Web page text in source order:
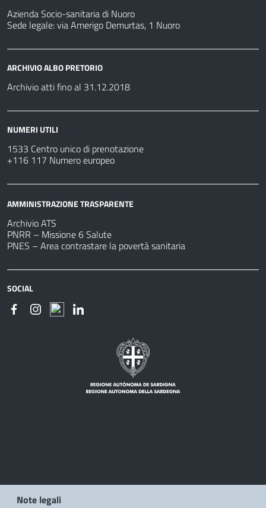
Azienda Socio-sanitaria di Nuoro
Sede legale: via Amerigo Demurtas, 1 Nuoro
ARCHIVIO ALBO PRETORIO
Archivio atti fino al 31.12.2018
NUMERI UTILI
1533 Centro unico di prenotazione
+116 117 Numero europeo
AMMINISTRAZIONE TRASPARENTE
Archivio ATS
PNRR – Missione 6 Salute
PNES – Area contrastare la povertà sanitaria
SOCIAL
Note legali